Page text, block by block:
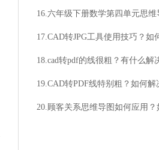
18.cad转pdf的线很粗？有什么解
19.CAD转PDF线特别粗？如何解